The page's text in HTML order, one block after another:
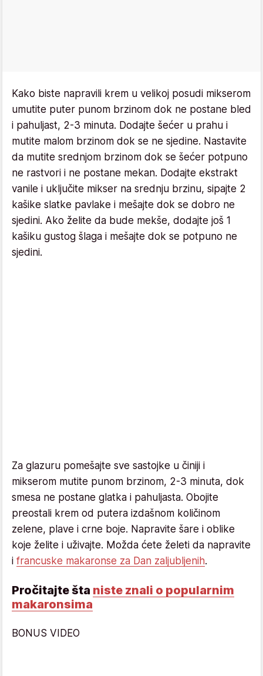
Kako biste napravili krem u velikoj posudi mikserom
umutite puter punom brzinom dok ne postane bled
i pahuljast, 2-3 minuta. Dodajte šećer u prahu i
mutite malom brzinom dok se ne sjedine. Nastavite
da mutite srednjom brzinom dok se šećer potpuno
ne rastvori i ne postane mekan. Dodajte ekstrakt
vanile i uključite mikser na srednju brzinu, sipajte 2
kašike slatke pavlake i mešajte dok se dobro ne
sjedini. Ako želite da bude mekše, dodajte još 1
kašiku gustog šlaga i mešajte dok se potpuno ne
sjedini.
Za glazuru pomešajte sve sastojke u činiji i
mikserom mutite punom brzinom, 2-3 minuta, dok
smesa ne postane glatka i pahuljasta. Obojite
preostali krem od putera izdašnom količinom
zelene, plave i crne boje. Napravite šare i oblike
koje želite i uživajte. Možda ćete želeti da napravite
i francuske makaronse za Dan zaljubljenih.
Pročitajte šta niste znali o popularnim
makaronsima
BONUS VIDEO